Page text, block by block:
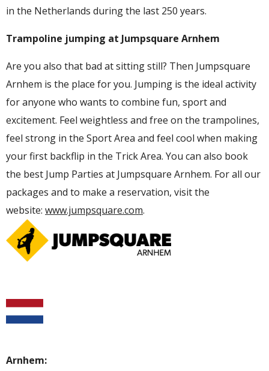
in the Netherlands during the last 250 years.
Trampoline jumping at Jumpsquare Arnhem
Are you also that bad at sitting still? Then Jumpsquare
Arnhem is the place for you. Jumping is the ideal activity
for anyone who wants to combine fun, sport and
excitement. Feel weightless and free on the trampolines,
feel strong in the Sport Area and feel cool when making
your first backflip in the Trick Area. You can also book
the best Jump Parties at Jumpsquare Arnhem. For all our
packages and to make a reservation, visit the
website: www.jumpsquare.com.
Arnhem: